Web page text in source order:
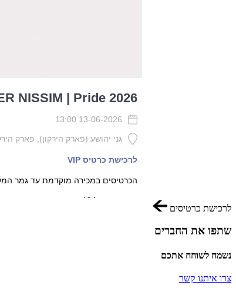
לרכישת כרטיסים
שתפו את החברים
נשמח לשוחח אתכם
צרו איתנו קשר